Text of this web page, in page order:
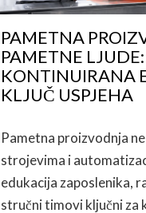
PAMETNA
PAMETNE
KONTINUIRANA
KLJUČ USPJEHA
Pametna proizvodnja
strojevima i
edukacija zaposlenika,
stručni timovi ključni za